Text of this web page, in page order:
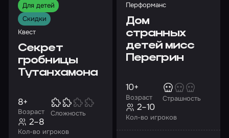
Для детей
Скидки
Квест
Секрет
гробницы
Тутанхамона
Возраст
8+
Сложность
Кол-во игроков
2–8
Перформанс
Дом
странных
детей мисс
Перегрин
Возраст
10+
Страшность
Кол-во игроков
2–10